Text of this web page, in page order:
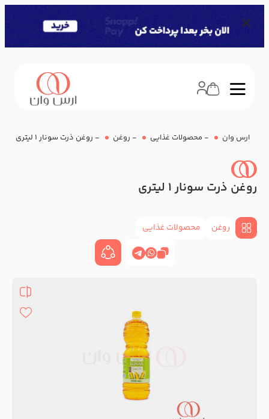
ارس وان - محصولات غذایی - روغن - روغن ذرت سونار 1 لیتری
روغن ذرت سونار 1 لیتری
روغن محصولات غذایی